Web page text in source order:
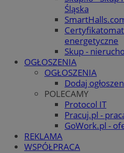
Śląska
energetyczne
Skup -
OGŁOSZENIA
OGŁOSZENIA
Dodaj
POLECAMY
Protocol IT
Pracuj.pl -
GoWork.pl -
REKLAMA
WSPÓŁPRACA